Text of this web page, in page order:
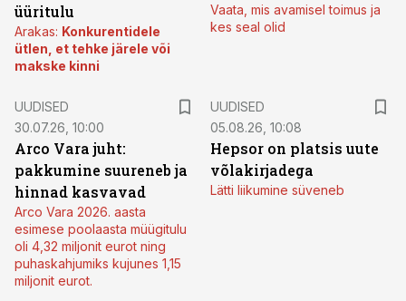
üüritulu
Arakas: Konkurentidele
ütlen, et tehke järele või
makske kinni
Vaata, mis avamisel toimus ja
kes seal olid
UUDISED
30.07.26, 10:00
Arco Vara juht:
pakkumine suureneb ja
hinnad kasvavad
Arco Vara 2026. aasta
esimese poolaasta müügitulu
oli 4,32 miljonit eurot ning
puhaskahjumiks kujunes 1,15
miljonit eurot.
UUDISED
05.08.26, 10:08
Hepsor on platsis uute
võlakirjadega
Lätti liikumine süveneb